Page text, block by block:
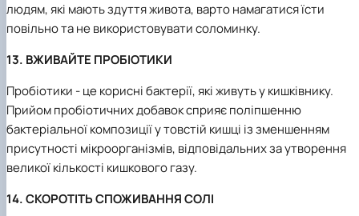
людям, які мають здуття живота, варто намагатися їсти
повільно та не використовувати соломинку.
13. ВЖИВАЙТЕ ПРОБІОТИКИ
Пробіотики - це корисні бактерії, які живуть у кишківнику.
Прийом пробіотичних добавок сприяє поліпшенню
бактеріальної композиції у товстій кишці із зменшенням
присутності мікроорганізмів, відповідальних за утворення
великої кількості кишкового газу.
14. СКОРОТІТЬ СПОЖИВАННЯ СОЛІ